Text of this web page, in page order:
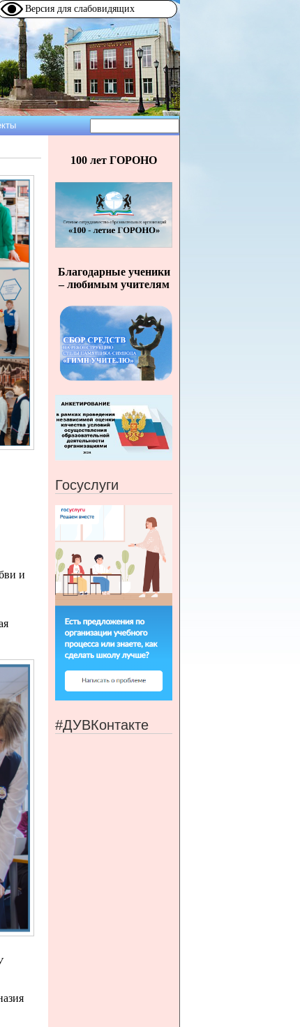
Версия для слабовидящих
и
Форма
поиска
100 лет ГОРОНО
Благодарные ученики
– любимым учителям
Госуслуги
#ДУВКонтакте